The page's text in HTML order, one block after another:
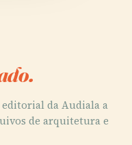
editorial da Audiala a
de arquitetura e